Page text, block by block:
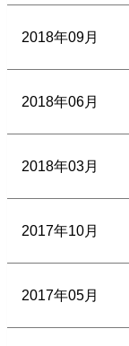
2018年09月
2018年06月
2018年03月
2017年10月
2017年05月